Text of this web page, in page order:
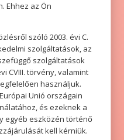
hogy
Ehhez az Ön
szóló 2003. évi C.
szolgáltatások, az
szolgáltatások
CVIII. törvény, valamint
használjuk.
Unió országain
és ezeknek a
egyéb eszközén történő
kell kérniük.